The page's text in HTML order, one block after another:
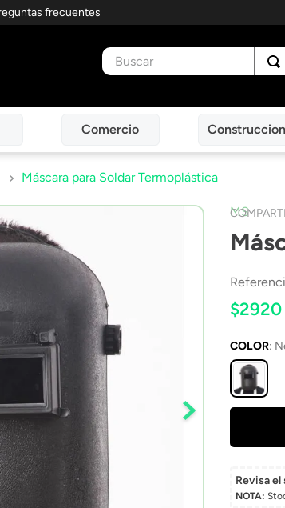
frecuentes
Buscar
Comercio Construccion
Máscara para Soldar Termoplástica
MS
$2920
COLOR:
Revisa
NOTA: